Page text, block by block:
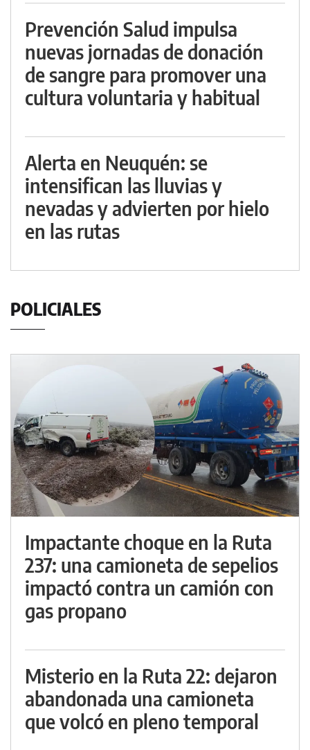
Prevención Salud impulsa
nuevas jornadas de donación
de sangre para promover una
cultura voluntaria y habitual
Alerta en Neuquén: se
intensifican las lluvias y
nevadas y advierten por hielo
en las rutas
POLICIALES
Impactante choque en la Ruta
237: una camioneta de sepelios
impactó contra un camión con
gas propano
Misterio en la Ruta 22: dejaron
abandonada una camioneta
que volcó en pleno temporal